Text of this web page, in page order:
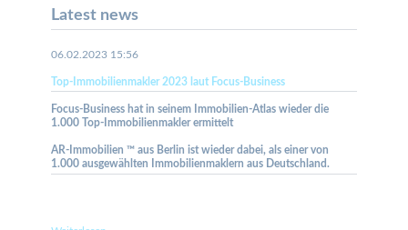
Latest news
06.02.2023 15:56
Top-Immobilienmakler 2023 laut Focus-Business
Focus-Business hat in seinem Immobilien-Atlas wieder die
1.000 Top-Immobilienmakler ermittelt
AR-Immobilien ™ aus Berlin ist wieder dabei, als einer von
1.000 ausgewählten Immobilienmaklern aus Deutschland.